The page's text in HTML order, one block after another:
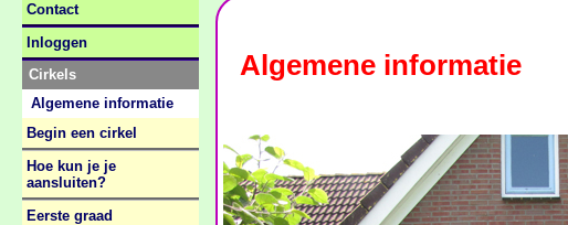
Algemene informatie
Contact
Inloggen
Cirkels
Algemene informatie
Begin een cirkel
Hoe kun je je
aansluiten?
Eerste graad